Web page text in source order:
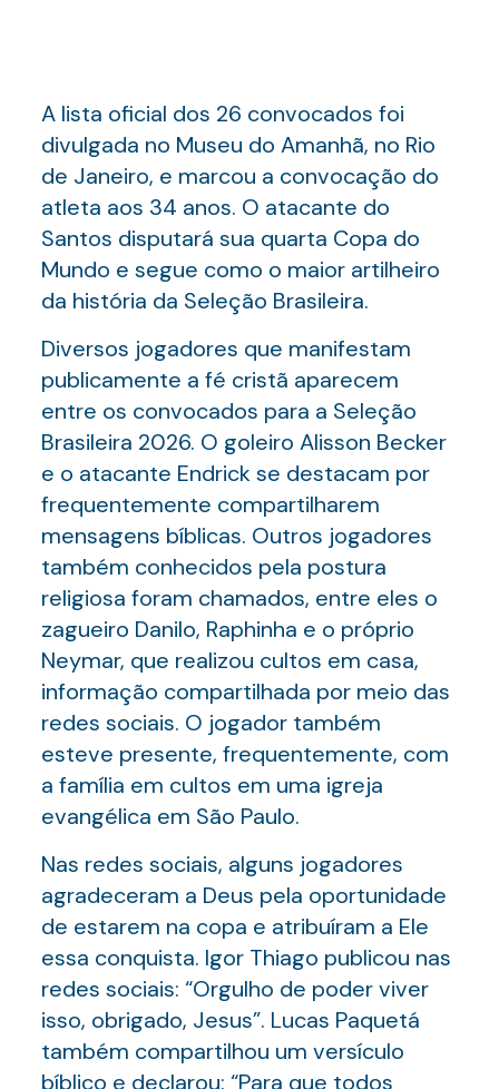
A lista oficial dos 26 convocados foi
divulgada no Museu do Amanhã, no Rio
de Janeiro, e marcou a convocação do
atleta aos 34 anos. O atacante do
Santos disputará sua quarta Copa do
Mundo e segue como o maior artilheiro
da história da Seleção Brasileira.
Diversos jogadores que manifestam
publicamente a fé cristã aparecem
entre os convocados para a Seleção
Brasileira 2026. O goleiro Alisson Becker
e o atacante Endrick se destacam por
frequentemente compartilharem
mensagens bíblicas. Outros jogadores
também conhecidos pela postura
religiosa foram chamados, entre eles o
zagueiro Danilo, Raphinha e o próprio
Neymar, que realizou cultos em casa,
informação compartilhada por meio das
redes sociais. O jogador também
esteve presente, frequentemente, com
a família em cultos em uma igreja
evangélica em São Paulo.
Nas redes sociais, alguns jogadores
agradeceram a Deus pela oportunidade
de estarem na copa e atribuíram a Ele
essa conquista. Igor Thiago publicou nas
redes sociais: “Orgulho de poder viver
isso, obrigado, Jesus”. Lucas Paquetá
também compartilhou um versículo
bíblico e declarou: “Para que todos